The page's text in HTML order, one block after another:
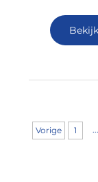
Vorige 1 ...